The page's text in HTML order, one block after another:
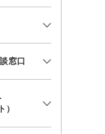
窓口
）